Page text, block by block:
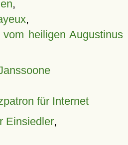
,
,
heiligen Augustinus
für Internet
Einsiedler,